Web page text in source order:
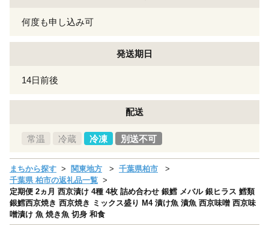
何度も申し込み可
発送期日
14日前後
配送
常温 冷蔵 冷凍 別送不可
まちから探す 関東地方
千葉県柏市
千葉県 柏市の返礼品一覧
定期便 2ヵ月 西京漬け 4種 4枚 詰め合わせ 銀鱈 メバル 銀ヒラス 鱈類
銀鱈西京焼き 西京焼き ミックス盛り M4 漬け魚 漬魚 西京味噌 西京味
噌漬け 魚 焼き魚 切身 和食